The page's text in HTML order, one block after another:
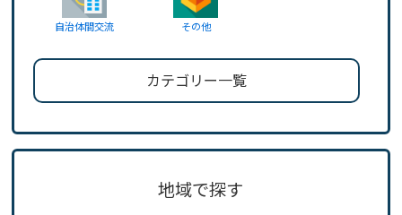
自治体間交流 その他
カテゴリー一覧
地域で探す